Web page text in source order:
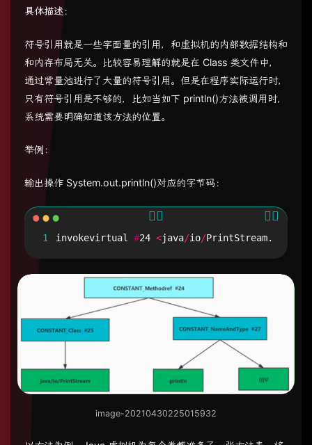
具体描述 ：
符号引用就是一些字面量的引用，和虚拟机的内部数据结构和
和内存布局无关。比较容易理解的就是在 Class 类文件中，
通过常量池进行了大量的符号引用。但是在程序实际运行时，
只有符号引用是不够的，比如当如下 println()方法被调用时，
系统需要明确知道该方法的位置。
举例 ：
输出操作 System.out.println()对应的字节码：
1 invokevirtual #24 <java/io/PrintStream.
image-20210430225015932